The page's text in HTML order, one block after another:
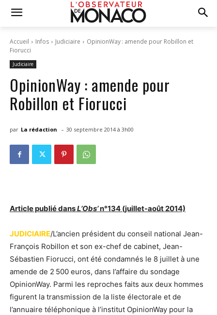
Accueil Infos Judiciaire
OpinionWay : amende pour Robillon et
Fiorucci
Judiciaire
OpinionWay : amende pour
Robillon et Fiorucci
par La rédaction - 30 septembre 2014 à 3h00
Article publié dansL’Obs’n°134 (juillet-août 2014)
JUDICIAIRE/L’ancien président du conseil national Jean-
François Robillon et son ex-chef de cabinet, Jean-
Sébastien Fiorucci, ont été condamnés le 8 juillet à une
amende de 2 500 euros, dans l’affaire du sondage
OpinionWay. Parmi les reproches faits aux deux hommes
figurent la transmission de la liste électorale et de
l’annuaire téléphonique à l’institut OpinionWay pour la